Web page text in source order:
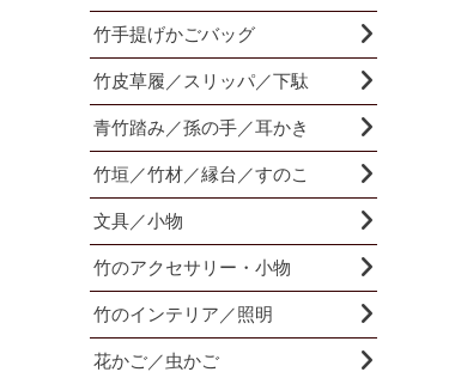
竹手提げかごバッグ
竹皮草履／スリッパ／下駄
青竹踏み／孫の手／耳かき
竹垣／竹材／縁台／すのこ
文具／小物
竹のアクセサリー・小物
竹のインテリア／照明
花かご／虫かご